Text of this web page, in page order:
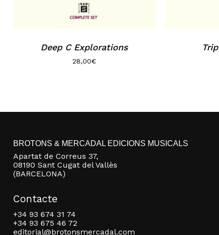
Deep C Explorations
28,00€
BROTONS & MERCADAL EDICIONS MUSICALS
Apartat de Correus 37,
08190 Sant Cugat del Vallès
(BARCELONA)
Contacte
+34 93 674 31 74
+34 93 675 46 72
editorial@brotonsmercadal.com